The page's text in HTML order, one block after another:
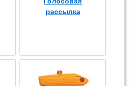
рассылка